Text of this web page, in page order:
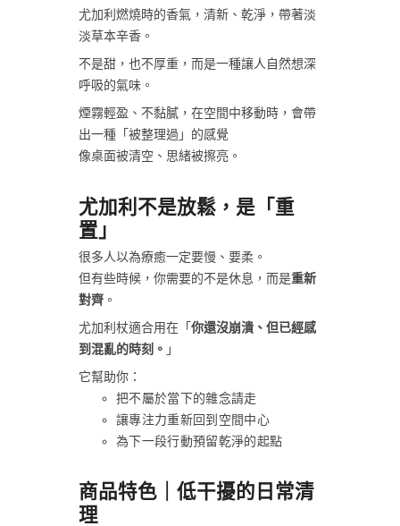
尤加利燃燒時的香氣，清新、乾淨，帶著淡
淡草本辛香。
不是甜，也不厚重，而是一種讓人自然想深
呼吸的氣味。
煙霧輕盈、不黏膩，在空間中移動時，會帶
出一種「被整理過」的感覺
像桌面被清空、思緒被擦亮。
尤加利不是放鬆，是「重
置」
很多人以為療癒一定要慢、要柔。
但有些時候，你需要的不是休息，而是重新
對齊 。
尤加利杖適合用在「 你還沒崩潰、但已經感
到混亂的時刻。 」
它幫助你：
把不屬於當下的雜念請走
讓專注力重新回到空間中心
為下一段行動預留乾淨的起點
商品特色｜低干擾的日常清
理